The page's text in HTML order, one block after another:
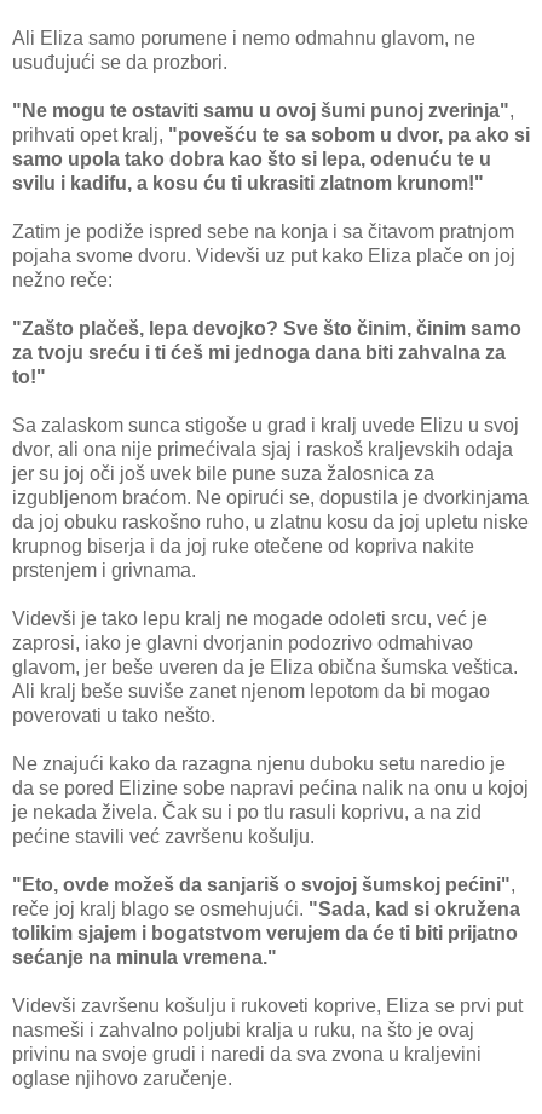
Ali Eliza samo porumene i nemo odmahnu glavom, ne
usuđujući se da prozbori.
"Ne mogu te ostaviti samu u ovoj šumi punoj zverinja",
prihvati opet kralj, "povešću te sa sobom u dvor, pa ako si
samo upola tako dobra kao što si lepa, odenuću te u
svilu i kadifu, a kosu ću ti ukrasiti zlatnom krunom!"
Zatim je podiže ispred sebe na konja i sa čitavom pratnjom
pojaha svome dvoru. Videvši uz put kako Eliza plače on joj
nežno reče:
"Zašto plačeš, lepa devojko? Sve što činim, činim samo
za tvoju sreću i ti ćeš mi jednoga dana biti zahvalna za
to!"
Sa zalaskom sunca stigoše u grad i kralj uvede Elizu u svoj
dvor, ali ona nije primećivala sjaj i raskoš kraljevskih odaja
jer su joj oči još uvek bile pune suza žalosnica za
izgubljenom braćom. Ne opirući se, dopustila je dvorkinjama
da joj obuku raskošno ruho, u zlatnu kosu da joj upletu niske
krupnog biserja i da joj ruke otečene od kopriva nakite
prstenjem i grivnama.
Videvši je tako lepu kralj ne mogade odoleti srcu, već je
zaprosi, iako je glavni dvorjanin podozrivo odmahivao
glavom, jer beše uveren da je Eliza obična šumska veštica.
Ali kralj beše suviše zanet njenom lepotom da bi mogao
poverovati u tako nešto.
Ne znajući kako da razagna njenu duboku setu naredio je
da se pored Elizine sobe napravi pećina nalik na onu u kojoj
je nekada živela. Čak su i po tlu rasuli koprivu, a na zid
pećine stavili već završenu košulju.
"Eto, ovde možeš da sanjariš o svojoj šumskoj pećini",
reče joj kralj blago se osmehujući. "Sada, kad si okružena
tolikim sjajem i bogatstvom verujem da će ti biti prijatno
sećanje na minula vremena."
Videvši završenu košulju i rukoveti koprive, Eliza se prvi put
nasmeši i zahvalno poljubi kralja u ruku, na što je ovaj
privinu na svoje grudi i naredi da sva zvona u kraljevini
oglase njihovo zaručenje.